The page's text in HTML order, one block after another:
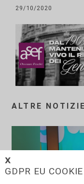
𝗫
GDPR EU COOKIE
29/10/2020
ALTRE NOTIZIE